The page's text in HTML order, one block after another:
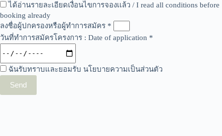
ได้อ่านรายละเอียดเงื่อนไขการจองเเล้ว / I read all conditions before
booking already
ลงชื่อผู้ปกครองหรือผู้ทำการสมัคร *
วันที่ทำการสมัครโครงการ : Date of application *
ฉันรับทราบและยอมรับ นโยบายความเป็นส่วนตัว
Send